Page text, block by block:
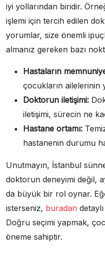
iyi yollarından biridir.
işlemi için tercih edilen
yorumlar, size önemli
almanız gereken bazı
Hastaların
çocukların ailelerinin
Doktorun iletişimi:
iletişimi, sürecin ne
Hastane ortamı:
hastanenin durumu
Unutmayın, İstanbul
doktorun deneyimi değil,
da büyük bir rol oynar.
isterseniz, buradan
Doğru seçimi yapmak,
öneme sahiptir.